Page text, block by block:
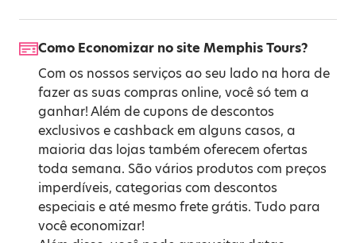
Como Economizar no site Memphis Tours?
Com os nossos serviços ao seu lado na hora de
fazer as suas compras online, você só tem a
ganhar! Além de cupons de descontos
exclusivos e cashback em alguns casos, a
maioria das lojas também oferecem ofertas
toda semana. São vários produtos com preços
imperdíveis, categorias com descontos
especiais e até mesmo frete grátis. Tudo para
você economizar!